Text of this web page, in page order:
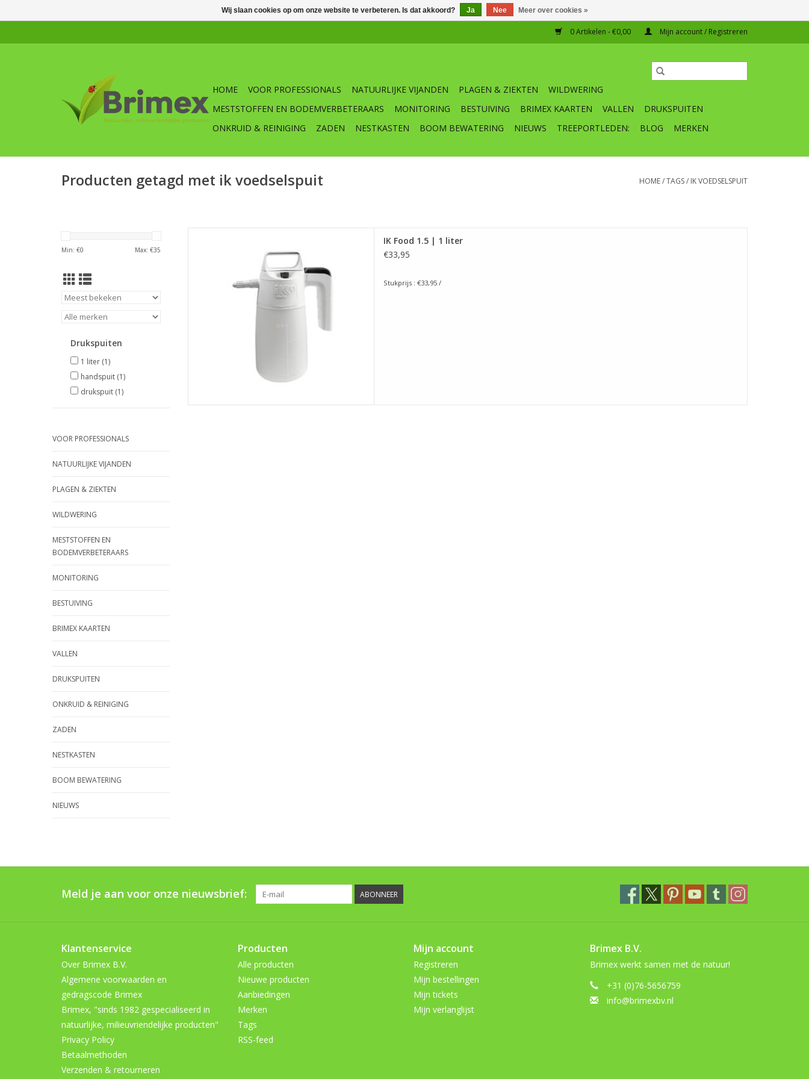
0 Artikelen - €0,00 Mijn account / Registreren
HOME VOOR PROFESSIONALS NATUURLIJKE VIJANDEN PLAGEN & ZIEKTEN
WILDWERING
MESTSTOFFEN EN BODEMVERBETERAARS
MONITORING BESTUIVING BRIMEX KAARTEN VALLEN
DRUKSPUITEN
ONKRUID & REINIGING
ZADEN NESTKASTEN BOOM BEWATERING NIEUWS TREEPORTLEDEN: BLOG MERKEN
Producten getagd met ik voedselspuit HOME/TAGS/ IK VOEDSELSPUIT
Min: €0 Max: €35
Drukspuiten
1 liter (1)
handspuit (1)
drukspuit (1)
VOOR PROFESSIONALS
NATUURLIJKE VIJANDEN
PLAGEN & ZIEKTEN
WILDWERING
MESTSTOFFEN EN
BODEMVERBETERAARS
MONITORING
BESTUIVING
BRIMEX KAARTEN
VALLEN
DRUKSPUITEN
ONKRUID & REINIGING
ZADEN
NESTKASTEN
BOOM BEWATERING
NIEUWS
TOEVOEGEN AAN WINKELWAGEN
IK Food 1.5 | 1 liter
€33,95
Stukprijs : €33,95 /
Meld je aan voor onze nieuwsbrief: ABONNEER
Klantenservice
Over Brimex B.V.
Algemene voorwaarden en
gedragscode Brimex
Brimex, "sinds 1982 gespecialiseerd in
natuurlijke, milieuvriendelijke producten"
Privacy Policy
Betaalmethoden
Verzenden & retourneren
Producten
Alle producten
Nieuwe producten
Aanbiedingen
Merken
Tags
RSS-feed
Mijn account
Registreren
Mijn bestellingen
Mijn tickets
Mijn verlanglijst
Brimex B.V.
Brimex werkt samen met de natuur!
+31 (0)76-5656759
info@brimexbv.nl
Wij slaan cookies op om onze website te verbeteren. Is dat akkoord? Ja Nee Meer over cookies »